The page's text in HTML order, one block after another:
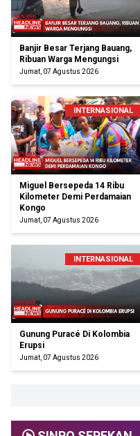
Banjir Besar Terjang Bauang,
Ribuan Warga Mengungsi
Jumat, 07 Agustus 2026
INTERNASIONAL
Miguel Bersepeda 14 Ribu
Kilometer Demi Perdamaian
Kongo
Jumat, 07 Agustus 2026
INTERNASIONAL
Gunung Puracé Di Kolombia
Erupsi
Jumat, 07 Agustus 2026